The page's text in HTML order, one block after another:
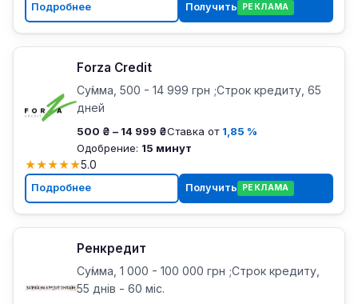
Подробнее Получить РЕКЛАМА
Forza Credit
Су́мма, 500 - 14 999 грн ;Строк кредиту, 65
дней
500 ₴ – 14 999 ₴Ставка от 1,85 %
Одобрение: 15 минут
★★★★★5.0
Подробнее Получить РЕКЛАМА
Ренкредит
Су́мма, 1 000 - 100 000 грн ;Строк кредиту,
55 днів - 60 міс.